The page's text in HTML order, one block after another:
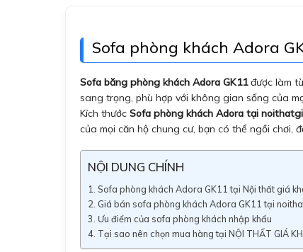
Sofa phòng khách Adora
Sofa băng phòng khách Adora GK11được làm
sang trọng, phù hợp với không gian sống của
Kích thước Sofa phòng khách Adora tại
của mọi căn hộ chung cư, bạn có thể ngồi chơi,
NỘI DUNG CHÍNH
Sofa phòng khách Adora GK11 tại Nội thất giá
Giá bán sofa phòng khách Adora GK11 tại
Ưu điểm của sofa phòng khách nhập khẩu
Tại sao nên chọn mua hàng tại NỘI THẤT GIÁ